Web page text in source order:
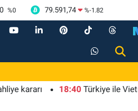
%0 79.591,74 %-1.82
18:40 Türkiye ile Vietnam